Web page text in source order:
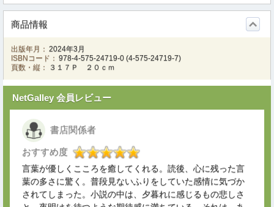
商品情報
出版年月： 2024年3月
ISBNコード： 978-4-575-24719-0 (4-575-24719-7)
頁数・縦：
３１７Ｐ ２０ｃｍ
NetGalley 会員レビュー
書店関係者
おすすめ度
言葉が優しくこころを癒してくれる。読後、心に残った言
葉の多さに驚く。普段見ないふりをしていた感情に気づか
されてしまった。小説の中は、夕暮れに感じるもの悲しさ